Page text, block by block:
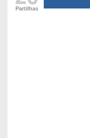
Partilhas